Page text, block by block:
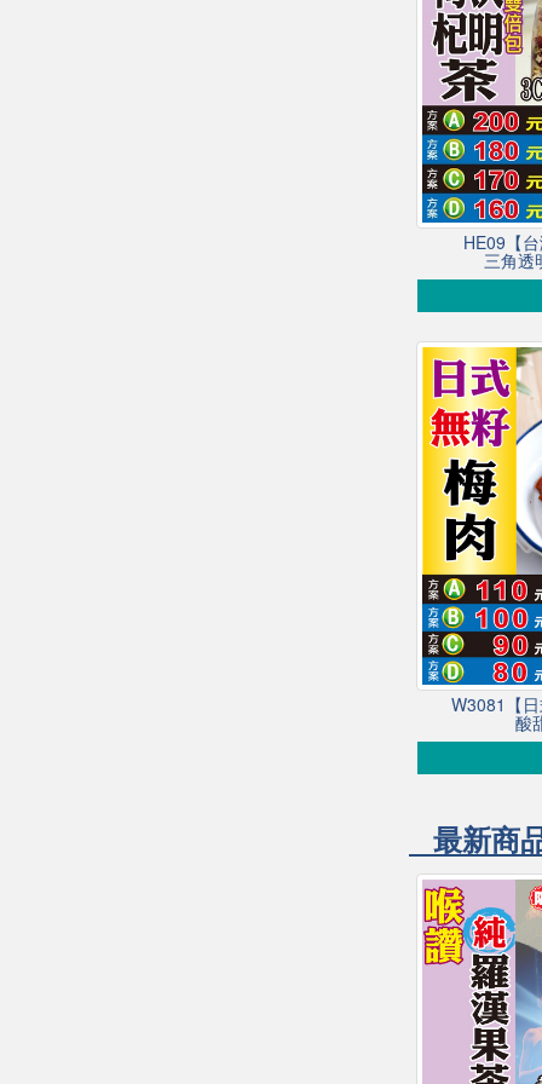
HE09【
三角
W3081【
酸
最新商